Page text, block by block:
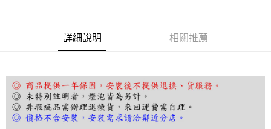
【「AFTEE先享後付」結帳流程】
１．於結帳方式選擇「AFTEE先享後付」後，將跳轉至「AFTEE先享後付」
結帳頁面，進行簡訊認證並確認金額後，即可完成結帳。
２．訂單成立數日內，您將收到繳費通知簡訊。
每筆NT$180，滿NT$5,000(含以上)免運費
詳細說明 相關推薦